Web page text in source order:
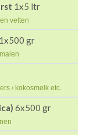
1x5 ltr
vetten
1x500 gr
/ kokosmelk etc.
6x500 gr